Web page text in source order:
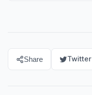
Share Twitter